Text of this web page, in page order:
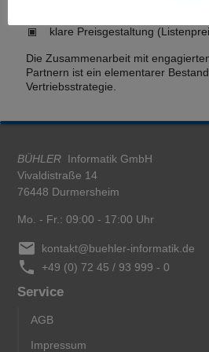
klare Preisgestaltung
Die Zusammenarbeit mit
Partnern ist ein elementarer
Vertriebsstrategie.
BÜHLER Informatik GmbH
Vivaldistraße 14
76448 Durmersheim
Mo. - Fr. :09:00 - 17:00 Uhr
email kontakt@buehler-informatik.de
phone +49 (0) 72 45 / 93 999 - 0
Service
AGB
Impressum